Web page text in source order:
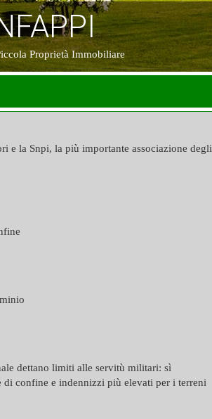
Proprietà Immobiliare
e la Snpi, la più importante associazione degli
dettano limiti alle servitù militari: sì
confine e indennizzi più elevati per i terreni